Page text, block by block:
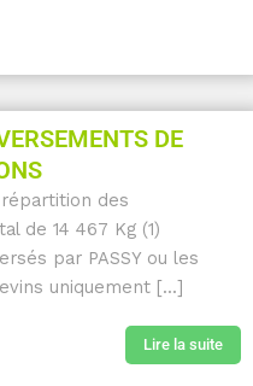
DE
des
de 14 467 Kg (1)
par PASSY ou les
uniquement [...]
Lire la suite